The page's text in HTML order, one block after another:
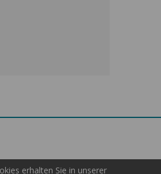
erhalten Sie in unserer